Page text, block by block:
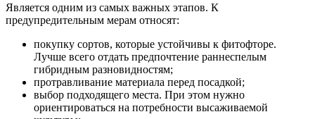
Является одним из самых важных этапов. К
предупредительным мерам относят:
покупку сортов, которые устойчивы к фитофторе.
Лучше всего отдать предпочтение раннеспелым
гибридным разновидностям;
протравливание материала перед посадкой;
выбор подходящего места. При этом нужно
ориентироваться на потребности высаживаемой